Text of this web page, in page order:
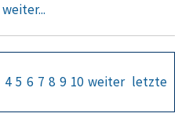
weiter...
4 5 6 7 8 9 10 weiter letzte